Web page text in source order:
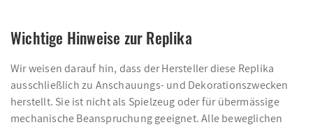
Wichtige Hinweise zur Replika
Wir weisen darauf hin, dass der Hersteller diese Replika
ausschließlich zu Anschauungs- und Dekorationszwecken
herstellt. Sie ist nicht als Spielzeug oder für übermässige
mechanische Beanspruchung geeignet. Alle beweglichen